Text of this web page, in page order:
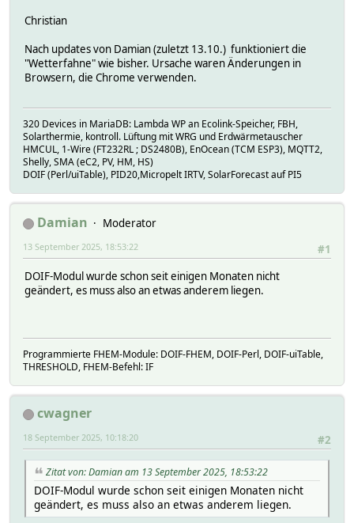
Christian
Nach updates von Damian (zuletzt 13.10.) funktioniert die
"Wetterfahne" wie bisher. Ursache waren Änderungen in
Browsern, die Chrome verwenden.
320 Devices in MariaDB: Lambda WP an Ecolink-Speicher, FBH,
Solarthermie, kontroll. Lüftung mit WRG und Erdwärmetauscher
HMCUL, 1-Wire (FT232RL ; DS2480B), EnOcean (TCM ESP3), MQTT2,
Shelly, SMA (eC2, PV, HM, HS)
DOIF (Perl/uiTable), PID20,Micropelt IRTV, SolarForecast auf PI5
Damian
Moderator
#1
13 September 2025, 18:53:22
DOIF-Modul wurde schon seit einigen Monaten nicht
geändert, es muss also an etwas anderem liegen.
Programmierte FHEM-Module: DOIF-FHEM, DOIF-Perl, DOIF-uiTable,
THRESHOLD, FHEM-Befehl: IF
cwagner
#2
18 September 2025, 10:18:20
Zitat von: Damian am 13 September 2025, 18:53:22
DOIF-Modul wurde schon seit einigen Monaten nicht
geändert, es muss also an etwas anderem liegen.